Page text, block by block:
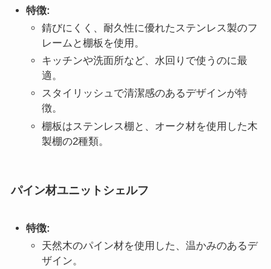
特徴:
錆びにくく、耐久性に優れたステンレス製のフ
レームと棚板を使用。
キッチンや洗面所など、水回りで使うのに最
適。
スタイリッシュで清潔感のあるデザインが特
徴。
棚板はステンレス棚と、オーク材を使用した木
製棚の2種類。
パイン材ユニットシェルフ
特徴:
天然木のパイン材を使用した、温かみのあるデ
ザイン。